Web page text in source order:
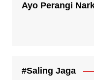
Ayo Perangi
#Saling Jaga